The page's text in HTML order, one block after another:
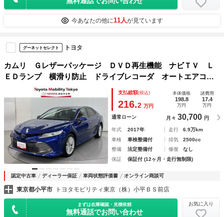
今あなたの他に11人が見ています
グーネットセレクト トヨタ
カムリ Ｇレザーパッケージ ＤＶＤ再生機能 ナビＴＶ Ｌ
ＥＤランプ 横滑り防止 ドライブレコーダ オートエアコ
ン スマートキ－ 電動シート イモビライザー サイドエア
バッグ クルーズコントロール 本革シート ＡＢＳ エアバ
ッグ
支払総額(税込)
216.2 万円
本体価格
198.8
万円
諸費用
17.4
万円
通常ローン 月々 30,700 円
年式 2017年 走行
6.9万km
車検
車検整備付 排気
2500cc
整備
法定整備付 修復
なし
保証
保証付 (12ヶ月・走行無制限)
認定中古車 ディーラー保証 車両状態評価書 オンライン商談可
東京都小平市 トヨタモビリティ東京（株）小平ＢＳ前店
まずは在庫確認・見積依頼
無料通話でお問い合わせ
お気に入り